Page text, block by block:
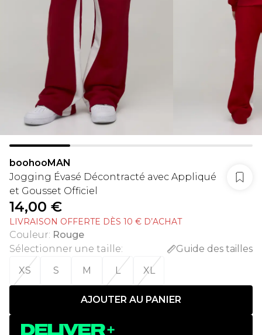
boohooMAN
Jogging Évasé Décontracté avec Appliqué
et Gousset Officiel
14,00 €
LIVRAISON OFFERTE DÈS 10 € D’ACHAT
Couleur: Rouge
Sélectionner une taille:
Guide des tailles
XS
S M L XL
AJOUTER AU PANIER